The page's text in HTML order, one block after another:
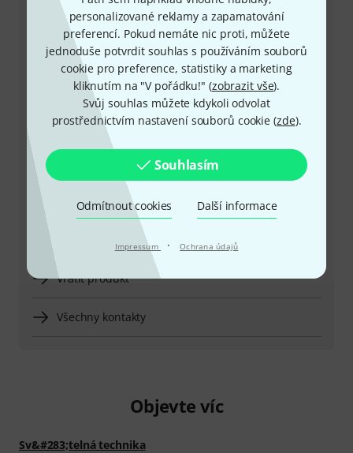
personalizované reklamy a zapamatování
preferencí. Pokud nemáte nic proti, můžete
jednoduše potvrdit souhlas s používáním souborů
cookie pro preference, statistiky a marketing
kliknutím na "V pořádku!" (zobrazit vše).
Svůj souhlas můžete kdykoli odvolat
prostřednictvím nastavení souborů cookie (zde).
Souhlasím
Odmítnout cookies Další informace
Impressum · Ochrana údajů
+49-9546-9223-649
Máte-li jakýkoli dotaz nebo problém, kolegové ze
zákaznického centra jsou vždy připraveni pomoci
Mějte připraveno zákaznické číslo
Provozní doba (CEST - Středoevropský
Zařídit zpětné volání
Více možností kontaktu
Vrátit produkt
Všechny kontakty
Objevte víc
Sv&#283;telná technika